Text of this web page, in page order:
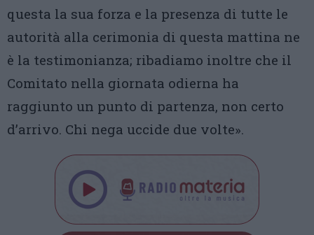
questa la sua forza e la presenza di tutte le
autorità alla cerimonia di questa mattina ne
è la testimonianza; ribadiamo inoltre che il
Comitato nella giornata odierna ha
raggiunto un punto di partenza, non certo
d’arrivo. Chi nega uccide due volte».